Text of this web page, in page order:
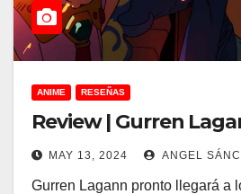
ANIME RESEÑAS
Review | Gurren
MAY 13, 2024 ANGEL
Gurren Lagann pronto llegará a